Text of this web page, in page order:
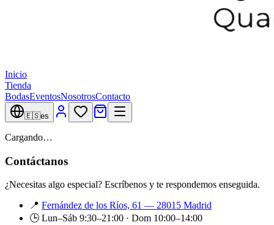
Inicio
Tienda
BodasEventosNosotrosContacto
🇪🇸es
Cargando…
Contáctanos
¿Necesitas algo especial? Escríbenos y te respondemos enseguida.
📍 Fernández de los Ríos, 61 — 28015 Madrid
🕒 Lun–Sáb 9:30–21:00 · Dom 10:00–14:00